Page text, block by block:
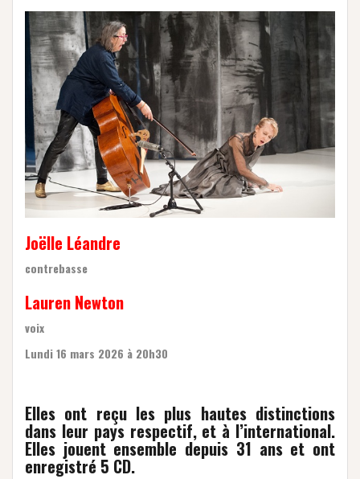
Joëlle Léandre
contrebasse
Lauren Newton
voix
Lundi 16 mars 2026 à 20h30
Elles ont reçu les plus hautes distinctions
dans leur pays respectif, et à l’international.
Elles jouent ensemble depuis 31 ans et ont
enregistré 5 CD.